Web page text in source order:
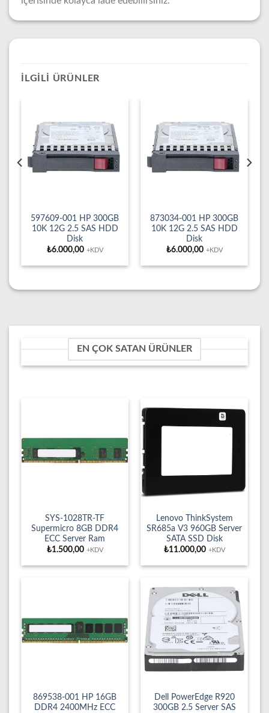
İLGILI ÜRÜNLER
597609-001 HP 300GB
10K 12G 2.5 SAS HDD
Disk
₺6.000,00 +KDV
873034-001 HP 300GB
10K 12G 2.5 SAS HDD
Disk
₺6.000,00 +KDV
EN ÇOK SATAN ÜRÜNLER
SYS-1028TR-TF
Supermicro 8GB DDR4
ECC Server Ram
₺1.500,00 +KDV
Lenovo ThinkSystem
SR685a V3 960GB Server
SATA SSD Disk
₺11.000,00 +KDV
869538-001 HP 16GB
DDR4 2400MHz ECC
Dell PowerEdge R920
300GB 2.5 Server SAS